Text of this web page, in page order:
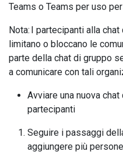
Teams o Teams per uso
Nota: I partecipanti alla
limitano o bloccano le
parte della chat di gruppo
a comunicare con tali
Avviare una nuova
partecipanti
Seguire i passaggi
aggiungere più